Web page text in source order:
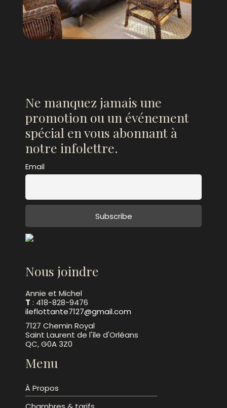
Ne manquez jamais une
promotion ou un événement
spécial en vous abonnant à
notre infolettre.
Email
Nous joindre
Annie et Michel
T : 418-828-9476
ileflottante7127@gmail.com
7127 Chemin Royal
Saint Laurent de l'île d'Orléans
QC, G0A 3Z0
Menu
À Propos